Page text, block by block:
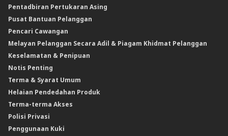
Instrumen Deposit Boleh Niaga Kadar Apungan (FRNID)
Instrumen Boleh Niaga Islam (INI)
Produk Berstruktur
Produk Berstruktur Islam
Skim Persaraan Swasta (PRS)
Clicks Trader
Instrumen Deposit Boleh Niaga
Unit Amanah Harga Berubah ASNB
Insurans/Takaful Hartanah
Kadar Asas Standard /Kadar Asas / Kadar Pinjaman/Pembiayaan Asas
Pentadbiran Pertukaran Asing
Pusat Bantuan Pelanggan
Pencari Cawangan
Melayan Pelanggan Secara Adil & Piagam Khidmat Pelanggan
Keselamatan & Penipuan
Notis Penting
Terma & Syarat Umum
Helaian Pendedahan Produk
Terma-terma Akses
Polisi Privasi
Penggunaan Kuki